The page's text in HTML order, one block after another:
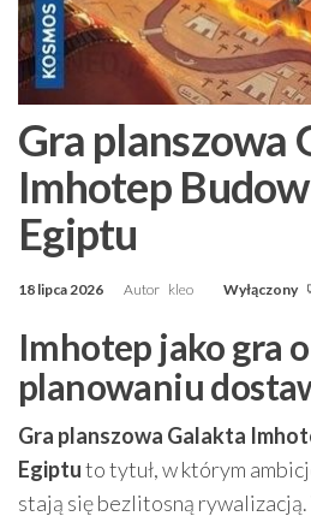
Gra planszowa
Imhotep
Egiptu
18 lipca 2026 Autor kleo Wyłączony
Imhotep jako gra
planowaniu
Gra planszowa Galakta
Egiptuto tytuł, w którym
stają się bezlitosną